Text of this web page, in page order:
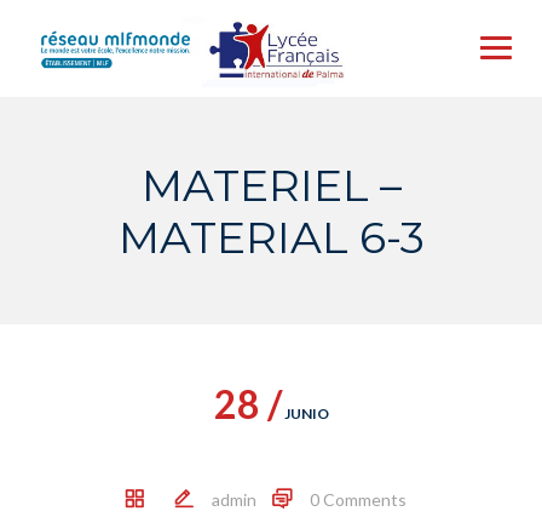
content
MATERIEL –
MATERIAL 6-3
28 /JUNIO
admin 0 Comments